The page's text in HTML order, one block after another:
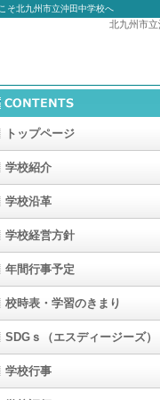
そ北九州市立沖田中学校へ
北九州市
トップページ
学校紹介
学校沿革
学校経営方針
年間行事予定
校時表・学習のきまり
SDGｓ（エスディージーズ）
学校行事